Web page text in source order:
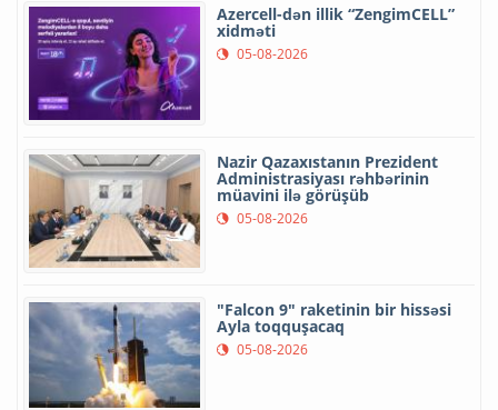
Azercell-dən illik “ZengimCELL”
xidməti
05-08-2026
Nazir Qazaxıstanın Prezident
Administrasiyası rəhbərinin
müavini ilə görüşüb
05-08-2026
"Falcon 9" raketinin bir hissəsi
Ayla toqquşacaq
05-08-2026